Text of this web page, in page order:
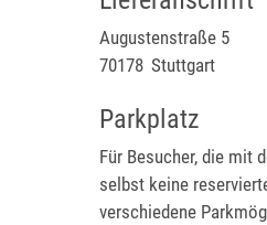
Augustenstraße 5
70178 Stuttgart
Parkplatz
Für Besucher, die mit
selbst keine
verschiedene